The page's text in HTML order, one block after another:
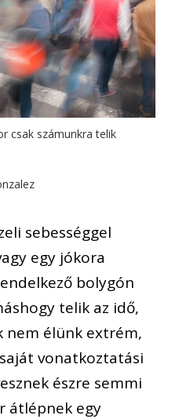
csak számunkra telik
sebességgel
egy jókora
bolygón
telik az idő,
nem élünk extrém,
vonatkoztatási
észre semmi
átlépnek egy